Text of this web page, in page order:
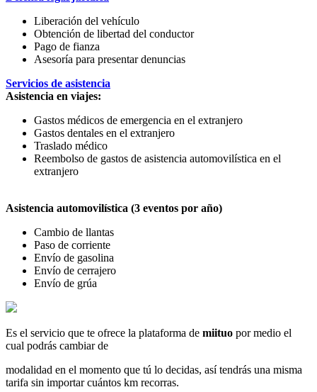
Liberación del vehículo
Obtención de libertad del conductor
Pago de fianza
Asesoría para presentar denuncias
Servicios de asistencia
Asistencia en viajes:
Gastos médicos de emergencia en el extranjero
Gastos dentales en el extranjero
Traslado médico
Reembolso de gastos de asistencia automovilística en el
extranjero
Asistencia automovilística (3 eventos por año)
Cambio de llantas
Paso de corriente
Envío de gasolina
Envío de cerrajero
Envío de grúa
Es el servicio que te ofrece la plataforma de miituo por medio el
cual podrás cambiar de
modalidad en el momento que tú lo decidas, así tendrás una misma
tarifa sin importar cuántos km recorras.